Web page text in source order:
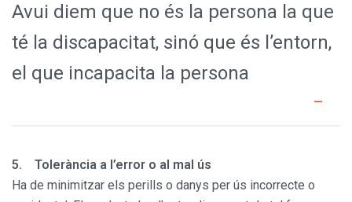
Avui diem que no és la persona la que
té la discapacitat, sinó que és l’entorn,
el que incapacita la persona
5. Tolerància a l’error o al mal ús
Ha de minimitzar els perills o danys per ús incorrecte o